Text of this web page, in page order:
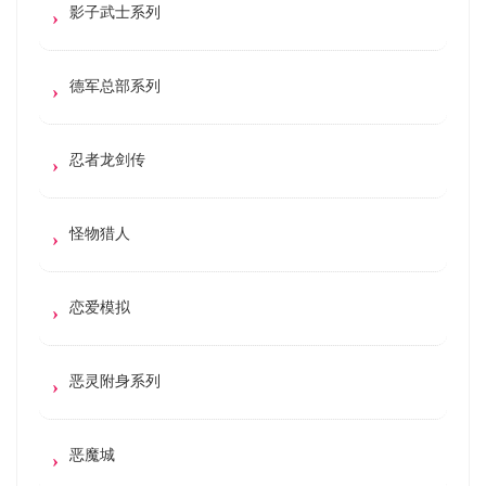
影子武士系列
德军总部系列
忍者龙剑传
怪物猎人
恋爱模拟
恶灵附身系列
恶魔城